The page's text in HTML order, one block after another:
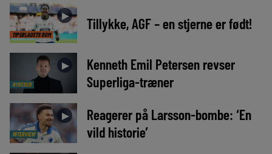
TIPSBLADETS DOM
► Tillykke, AGF – en stjerne er født!
NYHEDER
►
Kenneth Emil Petersen revser
Superliga-træner
INTERVIEW
►
Reagerer på Larsson-bombe: ‘En
vild historie’